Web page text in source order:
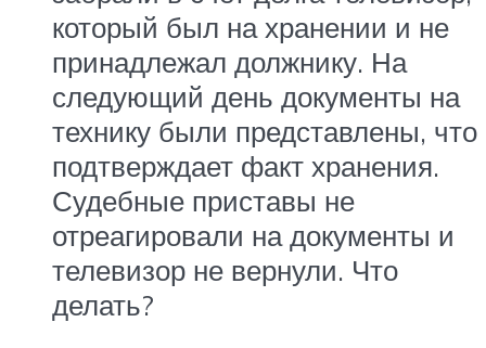
который был на хранении и не
принадлежал должнику. На
следующий день документы на
технику были представлены, что
подтверждает факт хранения.
Судебные приставы не
отреагировали на документы и
телевизор не вернули. Что
делать?